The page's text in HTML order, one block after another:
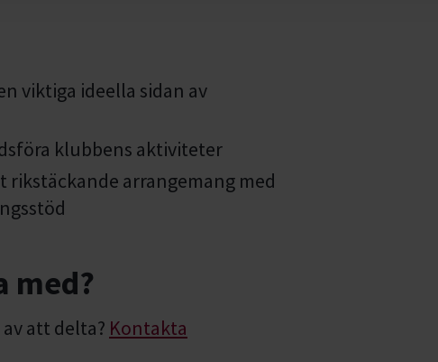
viktiga ideella sidan av
klubbens aktiviteter
rikstäckande arrangemang med
med?
att delta? Kontakta